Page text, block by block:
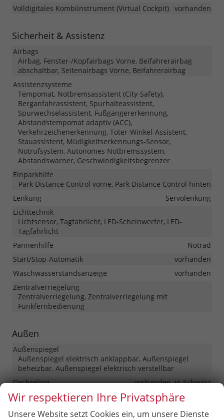
Volldigitales Kombiinstrument (Virtual Cockpit) vorhanden
Sicherheit & Assistenz
Airbags
Airbag, Fenster-/Kopfairbags Vorne, Beifahrerairbag
abschaltbar, Seitenairbags Vorne, Beifahrerairbag
Assistenzsysteme
Tempomat, Notbremsassistent (City-Safety),
Berganfahrassistent, Spurhalteassistent,
Spurwechselassistent, Fußgängererkennung,
Abstandstempomat adaptiv (ACC),
Verkehrzeichenerkennung, Toter-Winkel-Assistent,
Stauassistent, Müdigkeitserkennungs-Sensor,
Notrufsystem, Autonomes Notbremssystem,
Abstandswarner, Geschwindigkeitsbegrenzer
Einparkhilfe
Park Distance Control vorne, Park Distance Control hinten
Lenkung
Servolenkung
Lichttechnik
Lichtsensor, Tagfahrlicht, LED-Scheinwerfer, LED-
Tagfahrlicht
Pannenhilfe
Notrad
Start/Stop-Automatik
vorhanden
Waschwasserstandsanzeige
vorhanden
Zentralverriegelung
Zentralverriegelung, Zentralverriegelung mit
Funkfernbedienung
Außen
Außenspiegel
Außenspiegel elektrisch anklappbar, Außenspiegel
beheizbar, Außenspiegel elektrisch verstellbar
Dachreling
vorhanden, in Schwarz
Hintertür (Art)
Heckklappe
Scheiben, Verglasung
Wärmeschutzglas
Wir respektieren Ihre Privatsphäre
Unsere Website setzt Cookies ein, um unsere Dienste